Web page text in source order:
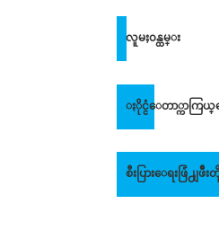
လူမႈ၀န္ထမ္း
ႏိုင္ငံေတာ္ကာကြယ္
စီးပြားေရးဖြံ႕ျ